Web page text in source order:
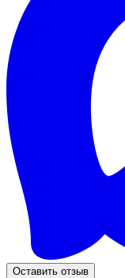
Оставить отзыв